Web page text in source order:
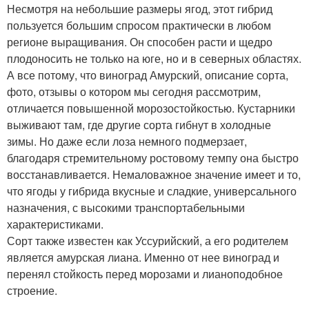
Несмотря на небольшие размеры ягод, этот гибрид
пользуется большим спросом практически в любом
регионе выращивания. Он способен расти и щедро
плодоносить не только на юге, но и в северных областях.
А все потому, что виноград Амурский, описание сорта,
фото, отзывы о котором мы сегодня рассмотрим,
отличается повышенной морозостойкостью. Кустарники
выживают там, где другие сорта гибнут в холодные
зимы. Но даже если лоза немного подмерзает,
благодаря стремительному ростовому темпу она быстро
восстанавливается. Немаловажное значение имеет и то,
что ягоды у гибрида вкусные и сладкие, универсального
назначения, с высокими транспортабельными
характеристиками.
Сорт также известен как Уссурийский, а его родителем
является амурская лиана. Именно от нее виноград и
перенял стойкость перед морозами и лианоподобное
строение.